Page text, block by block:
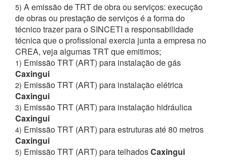
5) A emissão de TRT de obra ou serviços: execução
de obras ou prestação de serviços é a forma do
técnico trazer para o SINCETI a responsabilidade
técnica que o profissional exercia junta a empresa no
CREA, veja algumas TRT que emitimos;
1) Emissão TRT (ART) para instalação de gás
Caxingui
2) Emissão TRT (ART) para instalação elétrica
Caxingui
3) Emissão TRT (ART) para instalação hidráulica
Caxingui
4) Emissão TRT (ART) para estruturas até 80 metros
Caxingui
5) Emissão TRT (ART) para telhadosCaxingui